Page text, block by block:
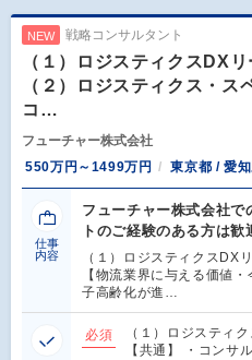
NEW 戦略コンサルタント
（１）ロジスティクスDX
（２）ロジスティクス・ス
コ…
フューチャー株式会社
550万円～1499万円
東京都 / 愛
仕事
内容
フューチャー株式会社
トのご経験のある方は歓
（１）ロジスティクスDX
【物流業界に与える価値
子高齢化が進…
必須
（１）ロジスティ
【共通】 ・コンサ